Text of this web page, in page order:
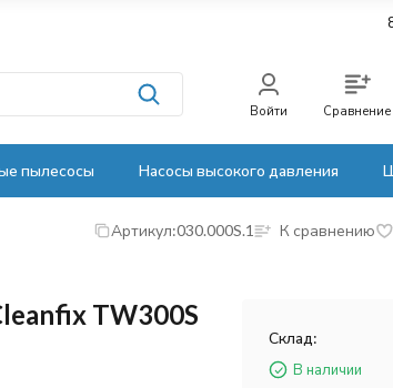
Войти Сравнение
пылесосы Насосы высокого давления
Артикул:030.000S.1 К сравнению
TW300S
Склад:
В наличии